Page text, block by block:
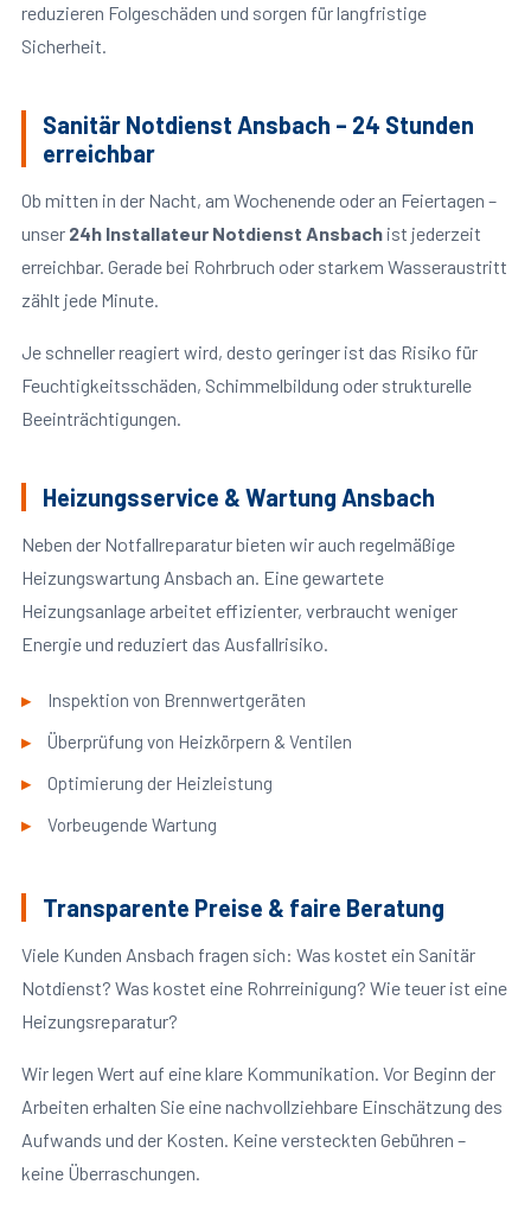
reduzieren Folgeschäden und sorgen für langfristige
Sicherheit.
Sanitär Notdienst Ansbach – 24 Stunden
erreichbar
Ob mitten in der Nacht, am Wochenende oder an Feiertagen –
unser 24h Installateur Notdienst Ansbachist jederzeit
erreichbar. Gerade bei Rohrbruch oder starkem Wasseraustritt
zählt jede Minute.
Je schneller reagiert wird, desto geringer ist das Risiko für
Feuchtigkeitsschäden, Schimmelbildung oder strukturelle
Beeinträchtigungen.
Heizungsservice & Wartung Ansbach
Neben der Notfallreparatur bieten wir auch regelmäßige
Heizungswartung Ansbach an. Eine gewartete
Heizungsanlage arbeitet effizienter, verbraucht weniger
Energie und reduziert das Ausfallrisiko.
Inspektion von Brennwertgeräten
Überprüfung von Heizkörpern & Ventilen
Optimierung der Heizleistung
Vorbeugende Wartung
Transparente Preise & faire Beratung
Viele Kunden Ansbach fragen sich: Was kostet ein Sanitär
Notdienst? Was kostet eine Rohrreinigung? Wie teuer ist eine
Heizungsreparatur?
Wir legen Wert auf eine klare Kommunikation. Vor Beginn der
Arbeiten erhalten Sie eine nachvollziehbare Einschätzung des
Aufwands und der Kosten. Keine versteckten Gebühren –
keine Überraschungen.